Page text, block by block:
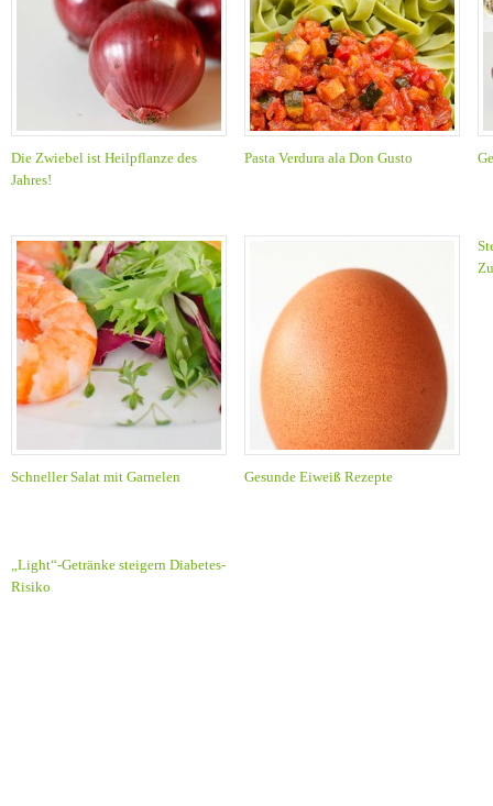
Die Zwiebel ist Heilpflanze des
Jahres!
Pasta Verdura ala Don Gusto
Schneller Salat mit Garnelen Gesunde Eiweiß Rezepte
„Light“-Getränke steigern Diabetes-
Risiko